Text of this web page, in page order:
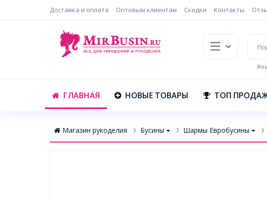
Доставка и оплата Оптовым клиентам Скидки Контакты
ГЛАВНАЯ НОВЫЕ ТОВАРЫ ТОП
Магазин рукоделия Бусины Шармы Евробусины